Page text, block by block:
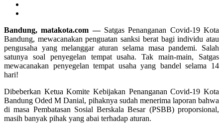
Bandung, matakota.com — Satgas Penanganan Covid-19 Kota
Bandung, mewacanakan penguatan sanksi berat bagi individu atau
pengusaha yang melanggar aturan selama masa pandemi. Salah
satunya soal penyegelan tempat usaha. Tak main-main, Satgas
mewacanakan penyegelan tempat usaha yang bandel selama 14
hari!
Dibeberkan Ketua Komite Kebijakan Penanganan Covid-19 Kota
Bandung Oded M Danial, pihaknya sudah menerima laporan bahwa
di masa Pembatasan Sosial Berskala Besar (PSBB) proporsional,
masih banyak pihak yang abai terhadap aturan.